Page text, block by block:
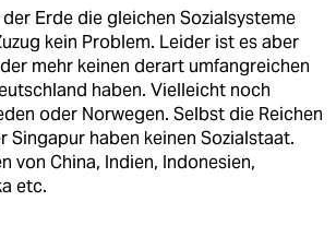
Erde die gleichen Sozialsysteme
kein Problem. Leider ist es aber
mehr keinen derart umfangreichen
haben. Vielleicht noch
oder Norwegen. Selbst die Reichen
Singapur haben keinen Sozialstaat.
von China, Indien, Indonesien,
etc.